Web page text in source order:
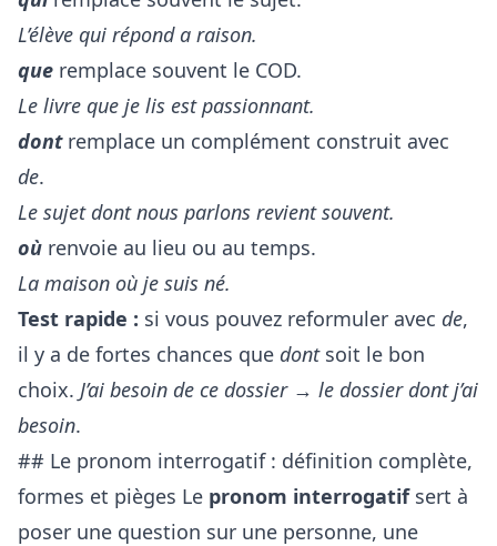
L’élève qui répond a raison.
que remplace souvent le COD.
Le livre que je lis est passionnant.
dontremplace un complément construit avec
de.
Le sujet dont nous parlons revient souvent.
où renvoie au lieu ou au temps.
La maison où je suis né.
Test rapide : si vous pouvez reformuler avec de,
il y a de fortes chances que dontsoit le bon
choix. J’ai besoin de ce dossier→ le dossier dont j’ai
besoin.
## Le pronom interrogatif : définition complète,
formes et pièges Le pronom interrogatifsert à
poser une question sur une personne, une